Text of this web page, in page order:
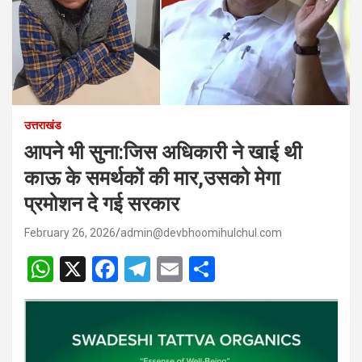
उत्तराखंड
आपने भी सुना:जिस अधिकारी ने खाई थी
काऊ के समर्थकों की मार,उसको मेगा
प्रमोशन दे गई सरकार
February 26, 2026 admin@devbhoomihulchul.com
W
h
X
F
a
ce
b
T
el
e
gr
E
m
ail
h
ar
e